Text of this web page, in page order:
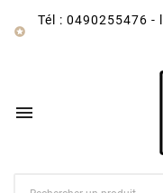

Tél : 0490255476 -
